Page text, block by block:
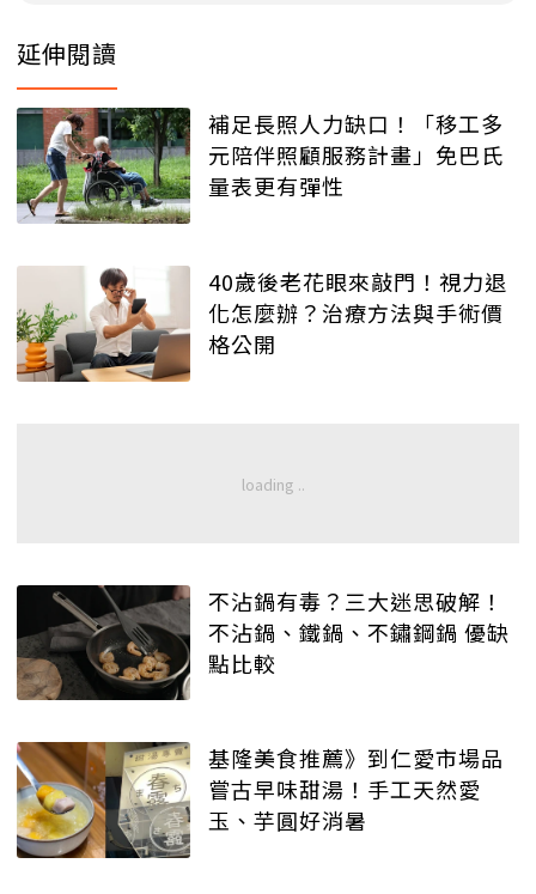
延伸閱讀
補足長照人力缺口！「移工多
元陪伴照顧服務計畫」免巴氏
量表更有彈性
40歲後老花眼來敲門！視力退
化怎麼辦？治療方法與手術價
格公開
不沾鍋有毒？三大迷思破解！
不沾鍋、鐵鍋、不鏽鋼鍋 優缺
點比較
基隆美食推薦》到仁愛市場品
嘗古早味甜湯！手工天然愛
玉、芋圓好消暑